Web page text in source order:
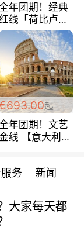
年团期！经典
线「荷比卢德
」七天循环 五
国 仅售99欧/人/
！巴黎上下！
拼房~
起
年团期！文艺
线 【意大利一
周铁发！
务 新闻
大家每天都